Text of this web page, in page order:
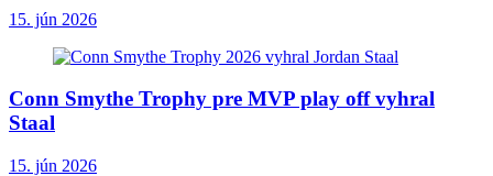
15. jún 2026
Conn Smythe Trophy pre MVP play off vyhral
Staal
15. jún 2026